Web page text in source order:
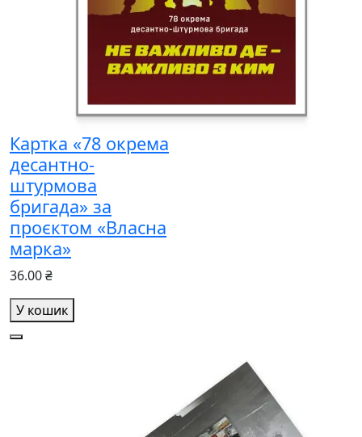
Картка «78 окрема
десантно-
штурмова
бригада» за
проєктом «Власна
марка»
36.00 ₴
У кошик